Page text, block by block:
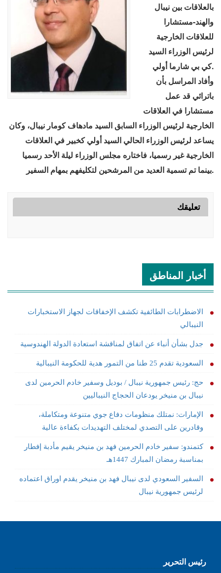
بالعلاقات بين نيبال
والهند-مستشارا
للعلاقات الخارجية
لرئيس الوزراء السيد
كي بي شارما أولي.
وأفاد المراسل بأن
باترائي قد عمل
مستشارا في العلاقات
الخارجية لرئيس الوزراء السابق السيد مادهاف كومار نيبال، وكان
يساعد لرئيس الوزراء الحالي السيد أولي كخبير في العلاقات
الخارجية غير رسميا، فاختاره مجلس الوزراء ليلة الأحد رسميا
بينما تم تسمية العديد من المرشحين لتكليفهم بمهام السفير.
تعليقك
أخبار المناطق
الاضطرابات الطائفية تكشف الإخفاقات لجهاز الاستخبارات
النيبالي
جدل بشأن أنباء عن اتفاق لمناقشة استعادة الدولة الهندوسية
السعودية تقدم 25 طنا من التمور هدية للحكومة النيبالية
حج: رئيس جمهورية نيبال / بوديل وسفير خادم الحرمين لدى
نيبال بن منيخر يودعان الحجاج النيباليين
الإمارات: نمتلك منظومات دفاع جوي متنوعة ومتكاملة،
وقادرين على التصدي لمختلف التهديدات بكفاءة عالية
كتمندو: سفير خادم الحرمين فهد بن منيخر يقيم مأدبة إفطار
بمناسبة رمضان المبارك 1447هـ
السفير السعودي لدى نيبال فهد بن منيخر يقدم اوراق اعتماده
لرئيس جمهورية نيبال
رئيس التحرير